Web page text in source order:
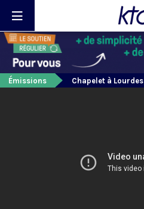
Émissions Chapelet à Lourdes